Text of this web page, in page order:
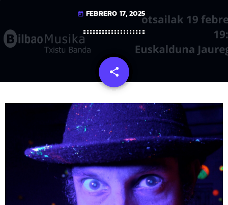
today FEBRERO 17, 2025
share
email